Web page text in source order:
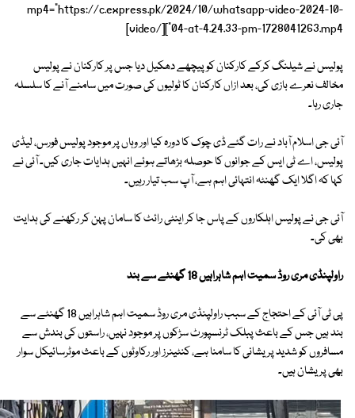
mp4="https://c.express.pk/2024/10/whatsapp-video-2024-10-
04-at-4.24.33-pm-1728041263.mp4"][/video]
پولیس نے شیلنگ کرکے کارکنان کو پیچھے دھکیل دیا جس پر کارکنان نے پولیس
مخالف نعرے بازی کی، بعد ازاں کارکنان کا ٹولیوں کی صورت میں سامنے آنے کا سلسلہ
جاری رہا۔
آئی جی اسلام آباد نے رات گئے ڈی چوک کا دورہ کیا اور وہاں پر موجود پولیس فورس، لیڈی
پولیس، اے ٹی ایس کے جوانوں کا حوصلہ بڑھاتے ہوئے انہیں ہدایات جاری کیں۔ آئی نے
کہا کہ اگلا ایک گھنٹہ انتہائی اہم ہے، آپ سب تیار رہیں۔
آئی جی نے پولیس اہلکاروں کے پاس جا کر اینٹی رائٹ کا سامان پہن کر رکھنے کی ہدایت
بھی کی۔
راولپنڈی مری روڈ سمیت اہم شاہراہیں 18 گھنٹے سے بند
پی ٹی آئی کے احتجاج کے سبب راولپنڈی مری روڈ سمیت اہم شاہراہیں 18 گھنٹے سے
بند ہیں جس کے باعث پبلک ٹرنسپورٹ سڑکوں پر موجود نہیں، راستوں کی بندش سے
مسافروں کو شدید پریشانی کا سامنا ہے، کنٹینرز اور رکاوٹوں کے باعث موٹرسائیکل سوار
بھی پریشان ہیں۔